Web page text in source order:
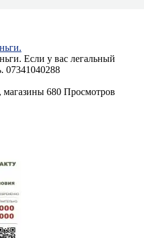
Если у вас легальный
07341040288
магазины 680 Просмотров